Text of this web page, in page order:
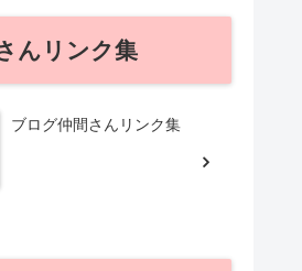
んリンク集
ブログ仲間さんリンク集